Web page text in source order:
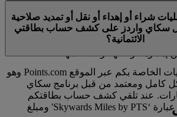
شخصيا في برنامج سكاي واردز لطيران
على حسابات برنامج العائلة. وهذا يعني أنه
سكاي واردز إضافية لحسابات برنامج
إهداؤها أو نقلها أو استعادتها.
شراء أو إهداء أو نقل أو تمديد صلاحية
سكاي واردز على كشف حساب بطاقتي
الائتمانية؟
سيتم إجراء العمليات الخاصة بكم عبر الموقع Points.com وهو
كامل ومعتمد من قبل برنامج سكاي
عند تلقي كشف حساب بطاقتكم
الائتمانية، ستظهر عبارة ‘Skywards Miles by PTS' ومبلغ